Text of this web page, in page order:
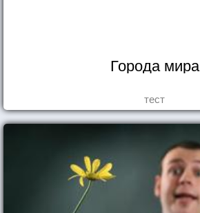
Города мира
тест